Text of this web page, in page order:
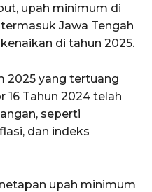
upah minimum di
Jawa Tengah
di tahun 2025.
2025 yang tertuang
16 Tahun 2024 telah
seperti
dan indeks
upah minimum